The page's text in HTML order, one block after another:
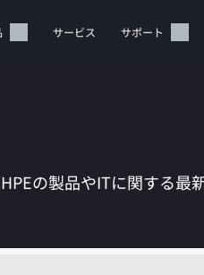
サービス サポート
の製品やITに関する最